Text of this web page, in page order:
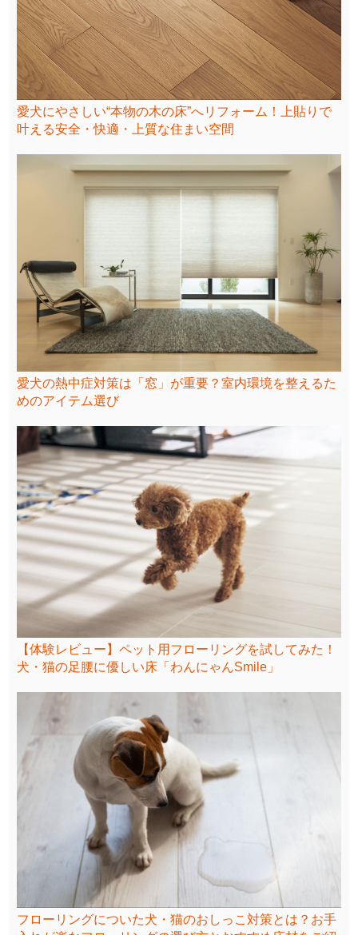
愛犬にやさしい“本物の木の床”へリフォーム！上貼りで
叶える安全・快適・上質な住まい空間
愛犬の熱中症対策は「窓」が重要？室内環境を整えるた
めのアイテム選び
【体験レビュー】ペット用フローリングを試してみた！
犬・猫の足腰に優しい床「わんにゃんSmile」
フローリングについた犬・猫のおしっこ対策とは？お手